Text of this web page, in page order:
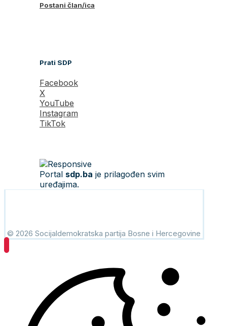
Postani član/ica
Prati SDP
Facebook
X
YouTube
Instagram
TikTok
Portal sdp.ba je prilagođen svim
uređajima.
© 2026 Socijaldemokratska partija Bosne i Hercegovine